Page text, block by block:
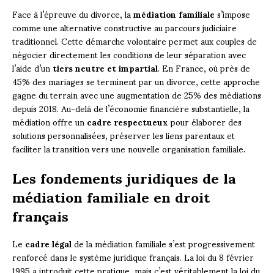
Face à l’épreuve du divorce, lamédiation familiales’impose
comme une alternative constructive au parcours judiciaire
traditionnel. Cette démarche volontaire permet aux couples de
négocier directement les conditions de leur séparation avec
l’aide d’untiers neutre et impartial. En France, où près de
45% des mariages se terminent par un divorce, cette approche
gagne du terrain avec une augmentation de 25% des médiations
depuis 2018. Au-delà de l’économie financière substantielle, la
médiation offre uncadre respectueuxpour élaborer des
solutions personnalisées, préserver les liens parentaux et
faciliter la transition vers une nouvelle organisation familiale.
Les fondements juridiques de la
médiation familiale en droit
français
Lecadre légalde la médiation familiale s’est progressivement
renforcé dans le système juridique français. La loi du 8 février